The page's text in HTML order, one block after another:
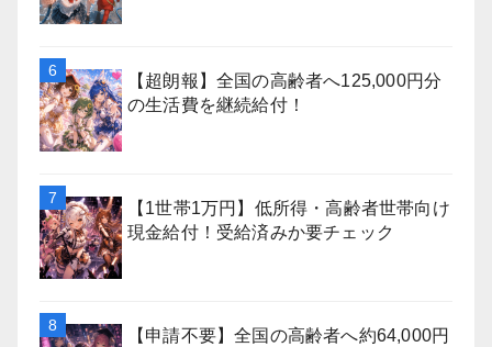
【超朗報】全国の高齢者へ125,000円分
の生活費を継続給付！
【1世帯1万円】低所得・高齢者世帯向け
現金給付！受給済みか要チェック
【申請不要】全国の高齢者へ約64,000円